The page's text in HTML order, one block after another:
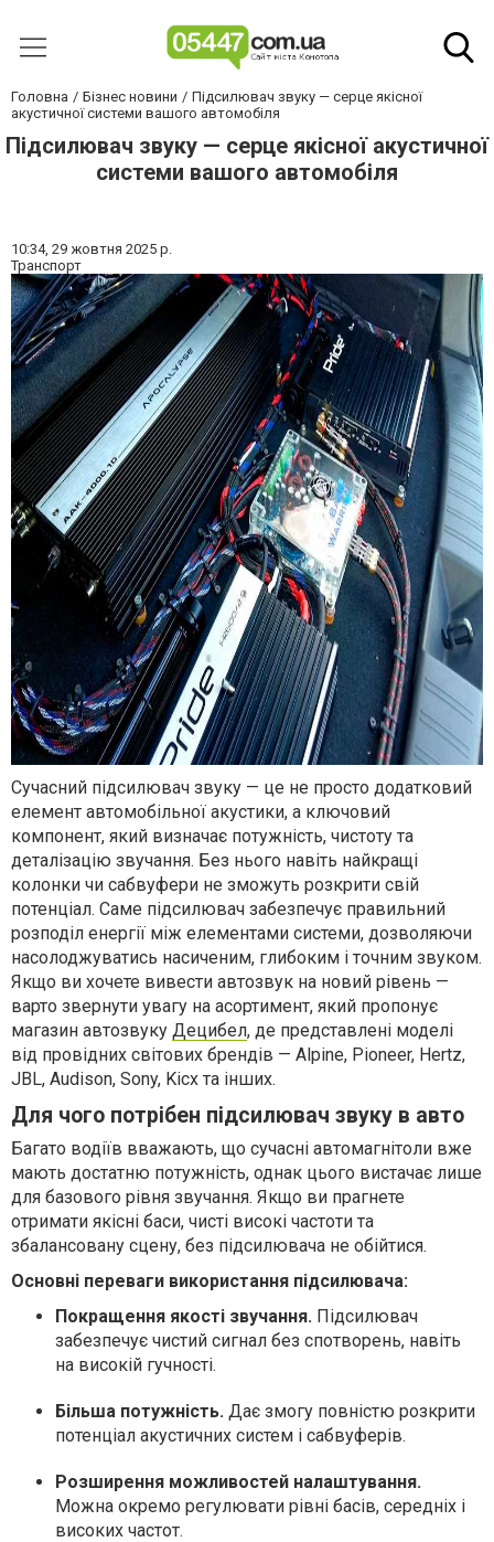
Головна Бізнес новини
Підсилювач звуку — серце якісної
акустичної системи вашого автомобіля
Підсилювач звуку — серце якісної акустичної
системи вашого автомобіля
10:34, 29 жовтня 2025 р.
Транспорт
Сучасний підсилювач звуку — це не просто додатковий
елемент автомобільної акустики, а ключовий
компонент, який визначає потужність, чистоту та
деталізацію звучання. Без нього навіть найкращі
колонки чи сабвуфери не зможуть розкрити свій
потенціал. Саме підсилювач забезпечує правильний
розподіл енергії між елементами системи, дозволяючи
насолоджуватись насиченим, глибоким і точним звуком.
Якщо ви хочете вивести автозвук на новий рівень —
варто звернути увагу на асортимент, який пропонує
магазин автозвуку Децибел, де представлені моделі
від провідних світових брендів — Alpine, Pioneer, Hertz,
JBL, Audison, Sony, Kicx та інших.
Для чого потрібен підсилювач звуку в авто
Багато водіїв вважають, що сучасні автомагнітоли вже
мають достатню потужність, однак цього вистачає лише
для базового рівня звучання. Якщо ви прагнете
отримати якісні баси, чисті високі частоти та
збалансовану сцену, без підсилювача не обійтися.
Основні переваги використання підсилювача:
Покращення якості звучання. Підсилювач
забезпечує чистий сигнал без спотворень, навіть
на високій гучності.
Більша потужність. Дає змогу повністю розкрити
потенціал акустичних систем і сабвуферів.
Розширення можливостей налаштування.
Можна окремо регулювати рівні басів, середніх і
високих частот.